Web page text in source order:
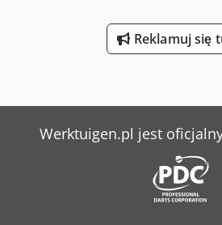
Reklamuj się
Werktuigen.pl jest